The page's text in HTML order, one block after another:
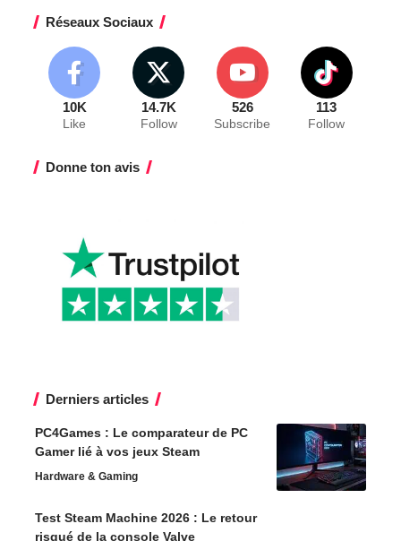
Réseaux Sociaux
10K
Like
14.7K
Follow
526
Subscribe
113
Follow
Donne ton avis
Derniers articles
PC4Games : Le comparateur de PC
Gamer lié à vos jeux Steam
Hardware & Gaming
Test Steam Machine 2026 : Le retour
risqué de la console Valve